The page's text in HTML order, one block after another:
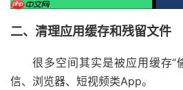
二、清理应用缓存和残留文件
很多空间其实是被应用缓存“
信、浏览器、短视频类App。